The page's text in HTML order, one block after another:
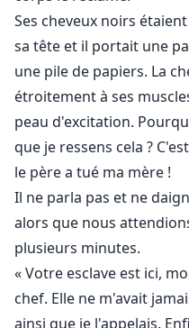
Ses cheveux noirs
sa tête et il portait une
une pile de papiers. La
étroitement à ses
peau d'excitation.
que je ressens cela ?
le père a tué ma mère !
Il ne parla pas et ne
alors que nous
plusieurs minutes.
« Votre esclave est ici,
chef. Elle ne m'avait
ainsi que je l'appelais.